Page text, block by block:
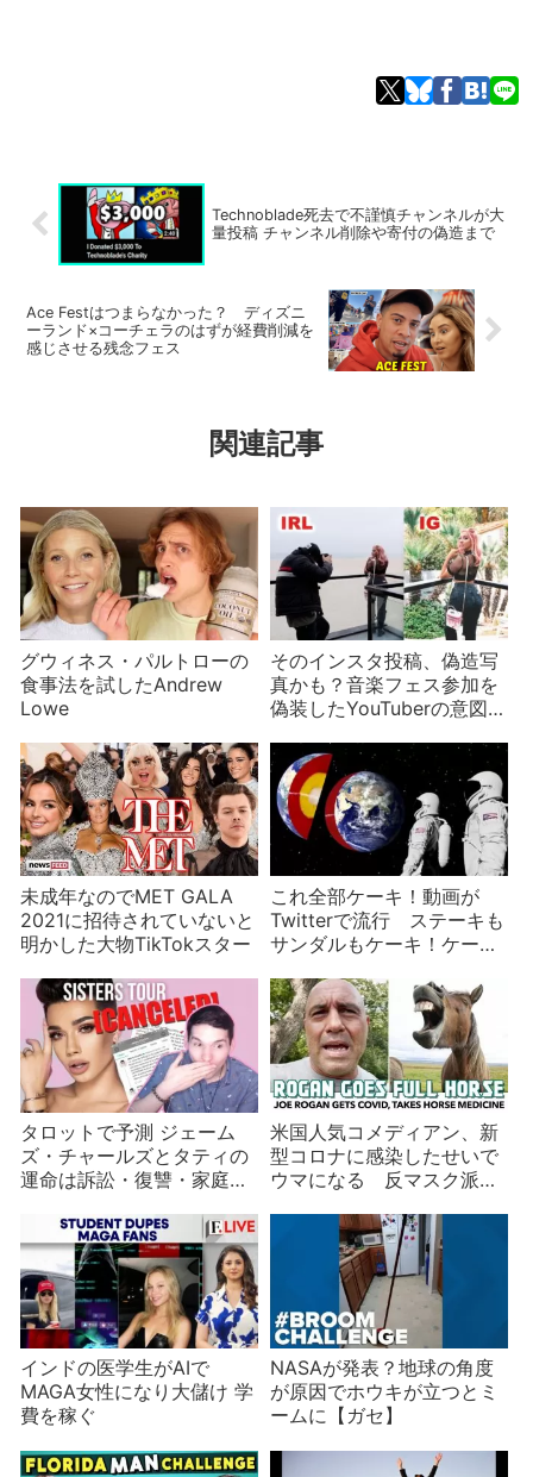
Technoblade死去で不謹慎チャンネルが大
量投稿 チャンネル削除や寄付の偽造まで
Ace Festはつまらなかった？ ディズニ
ーランド×コーチェラのはずが経費削減を
感じさせる残念フェス
関連記事
グウィネス・パルトローの
食事法を試したAndrew
Lowe
そのインスタ投稿、偽造写
真かも？音楽フェス参加を
偽装したYouTuberの意図
未成年なのでMET GALA
2021に招待されていないと
明かした大物TikTokスター
これ全部ケーキ！動画が
Twitterで流行 ステーキも
サンダルもケーキ！ケーキ
タロットで予測 ジェーム
ズ・チャールズとタティの
運命は訴訟・復讐・家庭の
米国人気コメディアン、新
型コロナに感染したせいで
ウマになる 反マスク派も
インドの医学生がAIで
MAGA女性になり大儲け 学
費を稼ぐ
NASAが発表？地球の角度
が原因でホウキが立つとミ
ームに【ガセ】